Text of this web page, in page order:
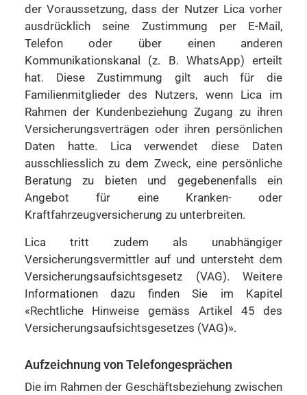
der Voraussetzung, dass der Nutzer Lica vorher
ausdrücklich seine Zustimmung per E-Mail,
Telefon oder über einen anderen
Kommunikationskanal (z. B. WhatsApp) erteilt
hat. Diese Zustimmung gilt auch für die
Familienmitglieder des Nutzers, wenn Lica im
Rahmen der Kundenbeziehung Zugang zu ihren
Versicherungsverträgen oder ihren persönlichen
Daten hatte. Lica verwendet diese Daten
ausschliesslich zu dem Zweck, eine persönliche
Beratung zu bieten und gegebenenfalls ein
Angebot für eine Kranken- oder
Kraftfahrzeugversicherung zu unterbreiten.
Lica tritt zudem als unabhängiger
Versicherungsvermittler auf und untersteht dem
Versicherungsaufsichtsgesetz (VAG). Weitere
Informationen dazu finden Sie im Kapitel
«Rechtliche Hinweise gemäss Artikel 45 des
Versicherungsaufsichtsgesetzes (VAG)».
Aufzeichnung von Telefongesprächen
Die im Rahmen der Geschäftsbeziehung zwischen